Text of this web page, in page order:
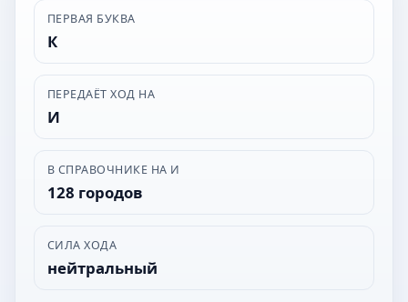
ПЕРВАЯ БУКВА
К
ПЕРЕДАЁТ ХОД НА
И
В СПРАВОЧНИКЕ НА И
128 городов
СИЛА ХОДА
нейтральный